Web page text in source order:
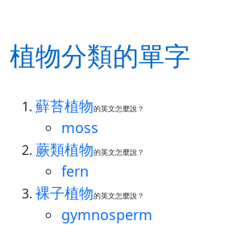
植物分類的單字
蘚苔植物的英文怎麼說？
moss
蕨類植物的英文怎麼說？
fern
裸子植物的英文怎麼說？
gymnosperm